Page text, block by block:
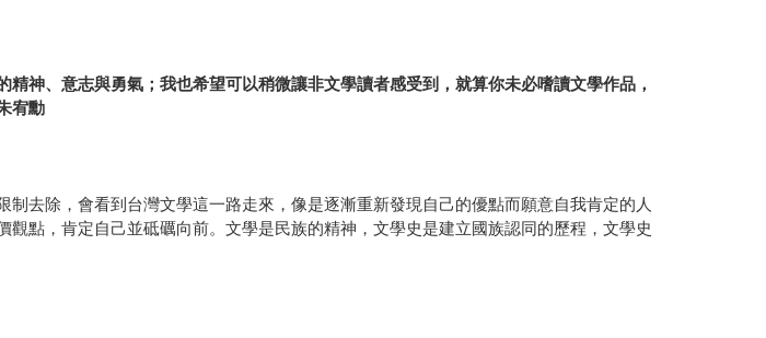
神、意志與勇氣；我也希望可以稍微讓非文學讀者感受到，就算你未必嗜讀文學作品，
宥勳
去除，會看到台灣文學這一路走來，像是逐漸重新發現自己的優點而願意自我肯定的人
點，肯定自己並砥礪向前。文學是民族的精神，文學史是建立國族認同的歷程，文學史